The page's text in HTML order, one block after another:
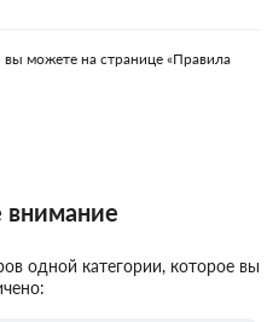
можете на странице «Правила
внимание
одной категории, которое вы